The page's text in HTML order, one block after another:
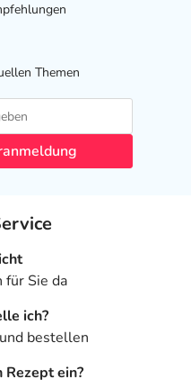
Themen
Sie da
ich?
bestellen
ein?